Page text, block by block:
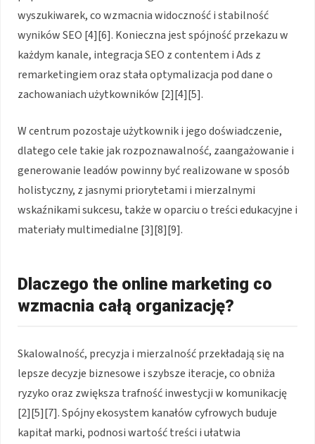
wyszukiwarek, co wzmacnia widoczność i stabilność
wyników SEO [4][6]. Konieczna jest spójność przekazu w
każdym kanale, integracja SEO z contentem i Ads z
remarketingiem oraz stała optymalizacja pod dane o
zachowaniach użytkowników [2][4][5].
W centrum pozostaje użytkownik i jego doświadczenie,
dlatego cele takie jak rozpoznawalność, zaangażowanie i
generowanie leadów powinny być realizowane w sposób
holistyczny, z jasnymi priorytetami i mierzalnymi
wskaźnikami sukcesu, także w oparciu o treści edukacyjne i
materiały multimedialne [3][8][9].
Dlaczego the online marketing co
wzmacnia całą organizację?
Skalowalność, precyzja i mierzalność przekładają się na
lepsze decyzje biznesowe i szybsze iteracje, co obniża
ryzyko oraz zwiększa trafność inwestycji w komunikację
[2][5][7]. Spójny ekosystem kanałów cyfrowych buduje
kapitał marki, podnosi wartość treści i ułatwia